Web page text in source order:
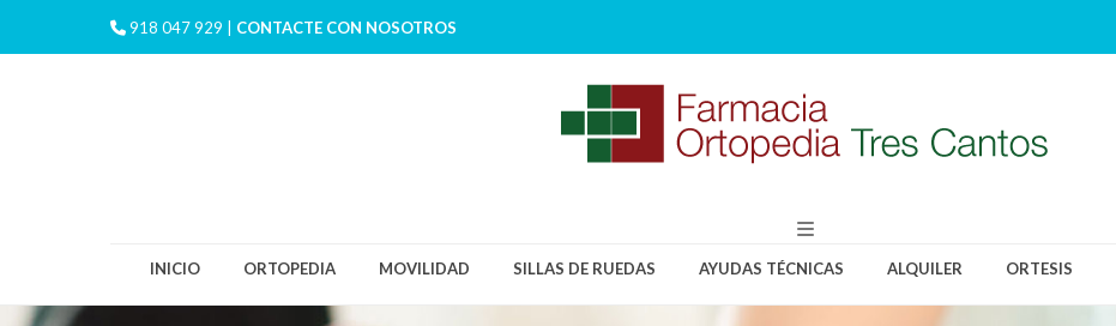
918 047 929 | CONTACTE CON NOSOTROS
INICIO ORTOPEDIA MOVILIDAD SILLAS DE RUEDAS AYUDAS TÉCNICAS ALQUILER ORTESIS